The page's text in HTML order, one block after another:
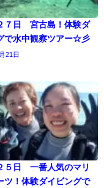
７日 宮古島！体験ダ
で水中観察ツアー☆彡
21日
５日 一番人気のマリ
ツ！体験ダイビングで